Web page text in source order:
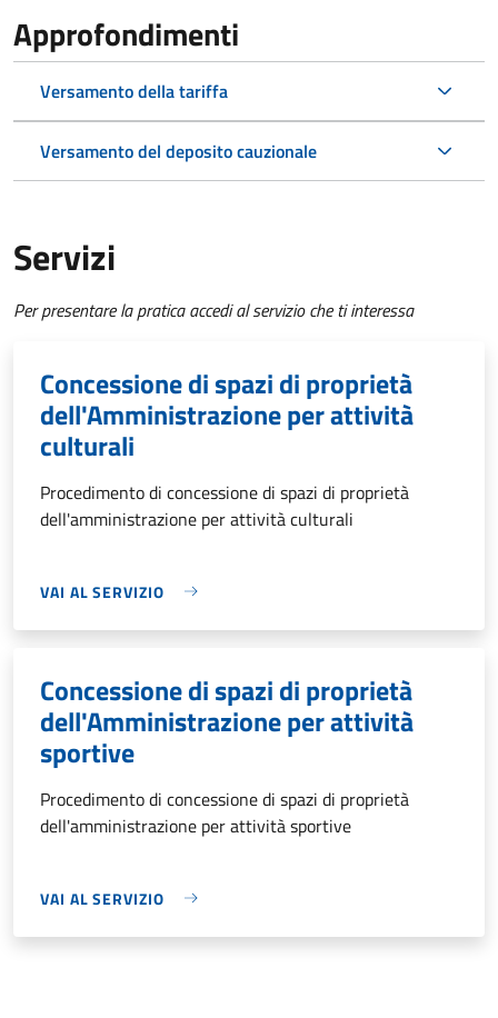
Approfondimenti
Versamento della tariffa
Versamento del deposito cauzionale
Servizi
Per presentare la pratica accedi al servizio che ti interessa
Concessione di spazi di proprietà
dell'Amministrazione per attività
culturali
Procedimento di concessione di spazi di proprietà
dell'amministrazione per attività culturali
VAI AL SERVIZIO
Concessione di spazi di proprietà
dell'Amministrazione per attività
sportive
Procedimento di concessione di spazi di proprietà
dell'amministrazione per attività sportive
VAI AL SERVIZIO